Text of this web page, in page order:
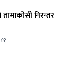
निरन्तर